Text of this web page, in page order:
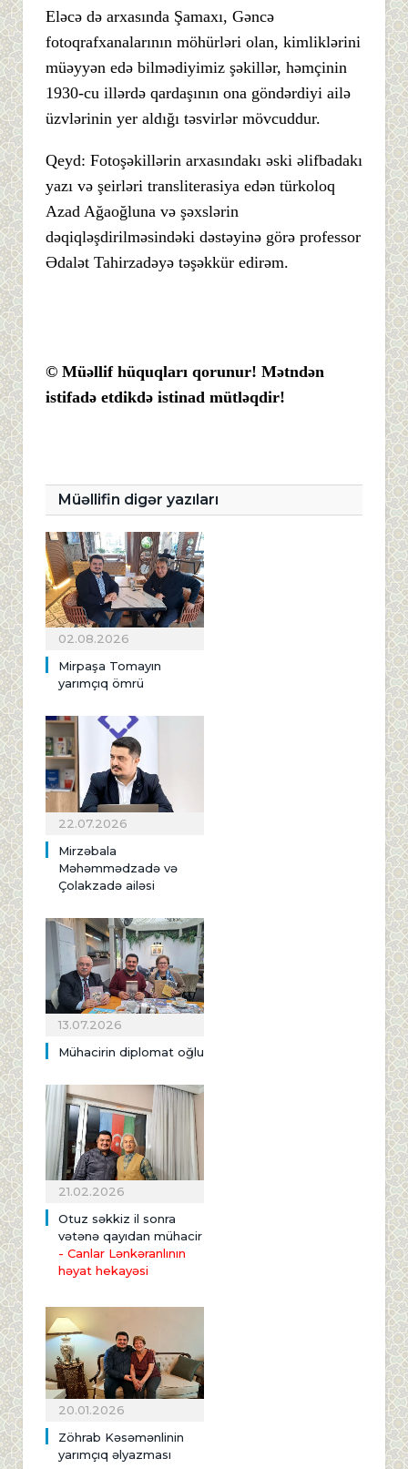
Eləcə də arxasında Şamaxı, Gəncə
fotoqrafxanalarının möhürləri olan, kimliklərini
müəyyən edə bilmədiyimiz şəkillər, həmçinin
1930-cu illərdə qardaşının ona göndərdiyi ailə
üzvlərinin yer aldığı təsvirlər mövcuddur.
Qeyd: Fotoşəkillərin arxasındakı əski əlifbadakı
yazı və şeirləri transliterasiya edən türkoloq
Azad Ağaoğluna və şəxslərin
dəqiqləşdirilməsindəki dəstəyinə görə professor
Ədalət Tahirzadəyə təşəkkür edirəm.
© Müəllif hüquqları qorunur! Mətndən
istifadə etdikdə istinad mütləqdir!
Müəllifin digər yazıları
02.08.2026
Mirpaşa Tomayın
yarımçıq ömrü
22.07.2026
Mirzəbala
Məhəmmədzadə və
Çolakzadə ailəsi
13.07.2026
Mühacirin diplomat oğlu
21.02.2026
Otuz səkkiz il sonra
vətənə qayıdan mühacir
- Canlar Lənkəranlının
həyat hekayəsi
20.01.2026
Zöhrab Kəsəmənlinin
yarımçıq əlyazması